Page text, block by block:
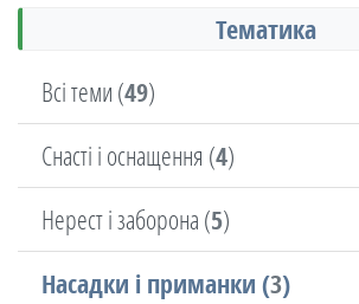
Тематика
Всі теми (49)
Снасті і оснащення (4)
Нерест і заборона (5)
Насадки і приманки (3)